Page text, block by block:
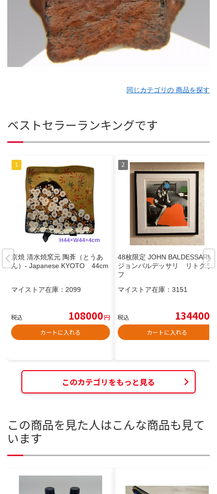
同じカテゴリの 商品を探す
ベストセラーランキングです
京焼 清水焼窯元 陶葊（とうあ
ん）- Japanese KYOTO 44cm
マイストア在庫： 2099
税込 108000円
カートに入れる
48枚限定 JOHN BALDESSARI
ジョンバルデッサリ リトグラ
フ
マイストア在庫： 3151
税込 134400
カートに入れる
このカテゴリをもっと見る
この商品を見た人はこんな商品も見て
います